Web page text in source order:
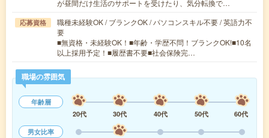
が昼間だけ生活のサポートを受けたり、気分転換で…
応募資格
職種未経験OK / ブランクOK / パソコンスキル不要 / 英語力不
要
■無資格・未経験OK！■年齢・学歴不問！ブランクOK!■10名
以上採用予定！■履歴書不要■社会保険完…
職場の雰囲気
年齢層
20代
30代 40代 50代
60代
男女比率